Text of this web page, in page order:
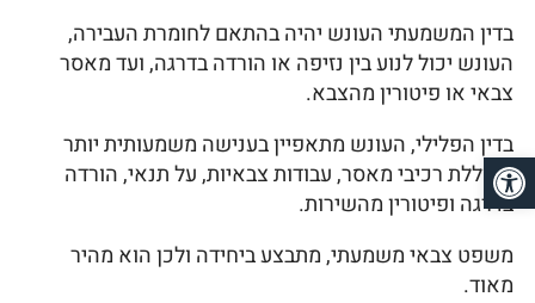
בדין המשמעתי העונש יהיה בהתאם לחומרת העבירה,
העונש יכול לנוע בין נזיפה או הורדה בדרגה, ועד מאסר
צבאי או פיטורין מהצבא.
בדין הפלילי, העונש מתאפיין בענישה משמעותית יותר
הכוללת רכיבי מאסר, עבודות צבאיות, על תנאי, הורדה
בדרגה ופיטורין מהשירות.
משפט צבאי משמעתי, מתבצע ביחידה ולכן הוא מהיר
מאוד.
פתח סרגל נגישות